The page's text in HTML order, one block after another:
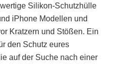
Silikon-Schutzhülle
iPhone Modellen und
Kratzern und Stößen. Ein
den Schutz eures
auf der Suche nach einer